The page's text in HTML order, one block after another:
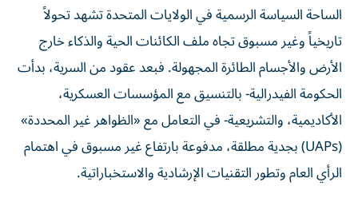
الساحة السياسة الرسمية في الولايات المتحدة تشهد تحولاً
تاريخياً وغير مسبوق تجاه ملف الكائنات الحية والذكاء خارج
الأرض والأجسام الطائرة المجهولة. فبعد عقود من السرية، بدأت
الحكومة الفيدرالية- بالتنسيق مع المؤسسات العسكرية،
الأكاديمية، والتشريعية- في التعامل مع «الظواهر غير المحددة»
(UAPs) بجدية مطلقة، مدفوعة بارتفاع غير مسبوق في اهتمام
الرأي العام وتطور التقنيات الإرشادية والاستخباراتية.